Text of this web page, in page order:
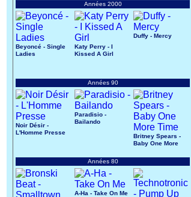
Années 2000
Beyoncé - Single
Ladies
Katy Perry - I
Kissed A Girl
Duffy - Mercy
Années 90
Noir Désir -
L'Homme Presse
Paradisio -
Bailando
Britney Spears -
Baby One More
Années 80
A-Ha - Take On Me